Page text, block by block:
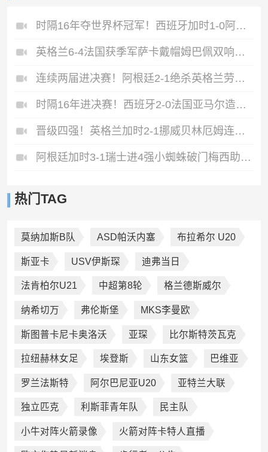
时隔16年夺世界杯冠军！西班牙加时1-0阿根廷费兰制胜恩佐染红
英格兰6-4法国获季军萨卡戴帽姆巴佩双响创纪录奥利塞2助+失良机
连续两届进决赛！阿根廷2-1绝杀英格兰劳塔罗恩佐破门梅西两助攻
时隔16年进决赛！西班牙2-0法国亚马尔造点奥亚萨瓦尔、波罗破门
晋级四强！英格兰加时2-1挪威贝林厄姆连场双响谢尔德鲁普破门
阿根廷加时3-1瑞士进4强小蜘蛛破门梅西助攻麦卡恩博洛假摔染红
热门TAG
莫纳加斯B队 ASD帕沃内塞 布拉希尔 U20
斯亚卡 USV伊斯琛 迪弗当日
法肯柏尔U21 中超第8轮 格兰德斯威尔
纳希切万 弗伦斯堡 MKS李曼欧
斯图普卡尼卡奥洛沃 亚琛 比尔斯特茨瓦克
拉纽赫林女足 埃登斯 山东女篮 巴维亚
罗兰法斯特 阿尔巴尼亚U20 亚特兰大联
独立匹克 利斯菲青年队 民主队
小牛对阵火箭录像 火箭对阵卡特人直播